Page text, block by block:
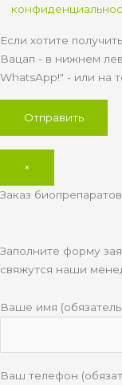
Если хотите
Вацап - в нижнем
WhatsApp!" - или на
×
Заказ биопрепаратов
Заполните форму
свяжутся наши
Ваше имя
Ваш телефон